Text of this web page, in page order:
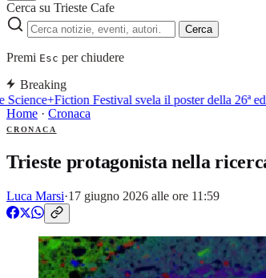
Cerca su Trieste Cafe
Cerca
Premi Esc per chiudere
Breaking
Festival svela il poster della 26ª
Home · Cronaca
CRONACA
Trieste protagonista nella
Luca Marsi·17 giugno 2026 alle ore 11:59